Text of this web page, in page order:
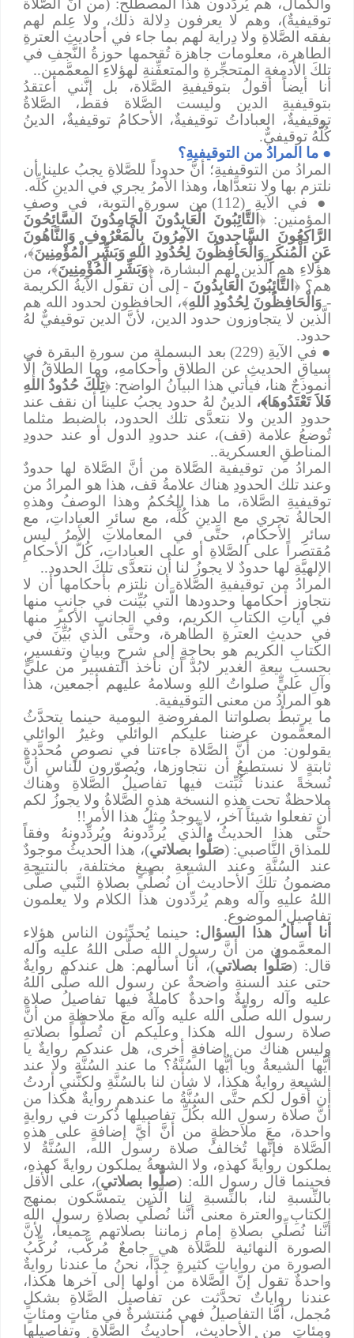
والكمال، هم يُردِّدون هذا المصطلح: (من أنَّ الصَّلاة
توقيفيةٌ)، وهم لا يعرفون دِلالة ذلك، ولا عِلم لهم
بفقه الصَّلاةِ ولا دِراية لهم بما جاء في أحاديثِ العترةِ
الطاهرة، معلومات جاهزة تُقحمها حوزةُ النَّجفِ في
تلكَ الأدمغةِ المتحجِّرةِ والمتعفِّنةِ لهؤلاءِ المعمَّمين..
أنا أيضاً أقولُ بتوقيفيةِ الصَّلاة، بل إنَّني أعتقدُ
بتوقيفيةِ الدين وليست الصَّلاة فقط، الصَّلاةُ
توقيفيةٌ، العباداتُ توقيفيةٌ، الأحكامُ توقيفيةٌ، الدينُ
كُلُّهُ توقيفيٌّ.
●ما المرادُ من التوقيفيةِ؟
المرادُ من التوقيفيةِ؛ أنَّ حدوداً للصَّلاةِ يجبُ علينا أن
نلتزم بها ولا نتعدَّاها، وهذا الأمرُ يجري في الدينِ كُلِّه.
●في
الآيةِ (112) من سورةِ التوبة، في وصفِ
المؤمنين: ﴿التَّائِبُونَ الْعَابِدُونَ الْحَامِدُونَ السَّائِحُونَ
الرَّاكِعُونَ السَّاجِدونَ الآمِرُونَ بِالْمَعْرُوفِ وَالنَّاهُونَ
عَنِ الْمُنكَرِ وَالْحَافِظُونَ لِحُدُودِ اللهِ وَبَشِّرِ الْمُؤْمِنِينَ﴾،
هؤلاءِ هم الَّذين لهم البشارة، ﴿وَبَشِّرِ الْمُؤْمِنِينَ﴾، من
هم؟ ﴿التَّائِبُونَ الْعَابِدُونَ- إلى أن تقول الآيةُ الكريمة
-وَالْحَافِظُونَ لِحُدُودِ اللهِ﴾، الحافظون لحدود الله هم
الَّذين لا يتجاوزون حدود الدين، لأنَّ الدين توقيفيٌّ لهُ
حدود.
●
في الآيةِ (229) بعد البسملةِ من سورةِ البقرة في
سياقِ الحديثِ عن الطلاقِ وأحكامهِ، وما الطلاقُ إلَّا
أنموذجٌ هنا، فيأتي هذا البيانُ الواضح: ﴿تِلْكَ حُدُودُ اللهِ
فَلاَ تَعْتَدُوهَا﴾، الدينُ لهُ حدود يجبُ علينا أن نقف عند
حدودِ الدين ولا نتعدَّى تلك الحدود، بالضبط مثلما
تُوضعُ علامة (قف)، عند حدودِ الدول أو عند حدودِ
المناطقِ العسكرية..
المرادُ من توقيفية الصَّلاة من أنَّ الصَّلاة لها حدودٌ
وعند تلك الحدودِ هناك علامةُ قف، هذا هو المرادُ من
توقيفيةِ الصَّلاة، ما هذا الحُكمُ وهذا الوصفُ وهذهِ
الحالةُ تجري مع الدينِ كُلِّه، مع سائرِ العباداتِ، مع
سائرِ الأحكامِ، حتَّى في المعاملاتِ الأمرُ ليس
مُقتصراً على الصَّلاةِ أو على العباداتِ، كُلُّ الأحكامِ
الإلهيَّةِ لها حدودٌ لا يجوزُ لنا أن نتعدَّى تلكَ الحدود..
المرادُ من توقيفيةِ الصَّلاة أن نلتزم بأحكامها أن لا
نتجاوز أحكامها وحدودها الَّتي بُيِّنت في جانبٍ منها
في آياتِ الكتابِ الكريم، وفي الجانب الأكبرِ منها
في حديثِ العترةِ الطاهرة، وحتَّى الَّذي بُيِّنَ في
الكتابِ الكريم هو بحاجةٍ إلى شرحٍ وبيانٍ وتفسيرٍ،
بحسبِ بيعةِ الغدير لابُدَّ أن نأخذ التفسير من عليٍّ
وآلِ عليٍّ صلواتُ اللهِ وسلامهُ عليهم أجمعين، هذا
هو المرادُ من معنى التوقيفية.
ما يرتبطُ بصلواتنا المفروضةِ اليومية حينما يتحدَّثُ
المعمَّمون عرضنا عليكم الوائلي وغيرُ الوائلي
يقولون: من أنَّ الصَّلاة جاءتنا في نصوصٍ مُحدَّدةٍ
ثابتةٍ لا نستطيعُ أن نتجاوزها، ويُصوّرون للناسِ أنَّ
نُسخةً عندنا ثُبِّتت فيها تفاصيلُ الصَّلاةِ وهناك
ملاحظةٌ تحت هذهِ النسخة هذهِ الصَّلاةُ ولا يجوزُ لكم
أن تفعلوا شيئاً آخر، لا يوجدُ مِثلُ هذا الأمر!!
حتَّى هذا الحديثُ الَّذي يُردِّدونهُ ويُردِّدونهُ وفقاً
للمذاق النَّاصبي: ( صَلُّوا بصلاتي)، هذا الحديثُ موجودٌ
عند السُنَّةِ وعند الشيعةِ بصِيغٍ مختلفة، بالنتيجةِ
مضمونُ تلكَ الأحاديث أن نُصلِّي بصلاةِ النَّبي صلَّى
اللهُ عليهِ وآله وهم يُردِّدون هذا الكلام ولا يعلمون
تفاصيل الموضوع.
أنا أسألُ هذا السؤال:حينما يُحدِّثون الناس هؤلاء
المعمَّمون من أنَّ رسول الله صلَّى اللهُ عليه وآله
قال: ( صَلُّوا بصلاتي)، أنا أسألهم: هل عندكم روايةٌ
حتى عند السنةِ واضحةٌ عن رسول الله صلَّى اللهُ
عليه وآله روايةٌ واحدةٌ كاملةٌ فيها تفاصيلُ صلاةِ
رسول الله صلَّى الله عليه وآله معَ ملاحظةٍ من أنَّ
صلاة رسول الله هكذا وعليكم أن تُصلُّوا بصلاتهِ
وليس هناك من إضافةٍ أخرى، هل عندكم روايةٌ يا
أيُّها الشيعةُ ويا أيُّها السُنَّةُ؟ ما عند السُنَّةِ ولا عند
الشيعةِ روايةٌ هكذا، لا شأن لنا بالسُنَّةِ ولكنَّني أردتُ
أن أقول لكم حتَّى السُنَّةُ ما عندهم روايةٌ هكذا من
أنَّ صلاة رسولِ الله بكُلِّ تفاصيلها ذُكرت في روايةٍ
واحدة، معَ ملاحظةٍ من أنَّ أيَّ إضافةٍ على هذهِ
الصَّلاة فإنَّها تُخالفُ صلاة رسول الله، السُنَّةُ لا
يملكون روايةً كهذهِ، ولا الشيعةُ يملكون روايةً كهذهِ،
فحينما قال رسول الله: ( صلُّوا بصلاتي)، على الأقل
بالنِّسبةِ لنا، بالنِّسبةِ لنا الَّذين يتمسَّكون بمنهج
الكتابِ والعترة معنى أنَّنا نُصلِّي بصلاةِ رسول الله
أنَّنا نُصلِّي بصلاةِ إمامِ زماننا بصلاتهم جميعاً، لأنَّ
الصورة النهائية للصَّلاة هي جامعٌ مُركَّب، نُركِّبُ
الصورة من رواياتٍ كثيرةٍ جِدَّاً، نحنُ ما عندنا روايةٌ
واحدةٌ تقول إنَّ الصَّلاة من أولها إلى آخرها هكذا،
عندنا رواياتٌ تحدَّثت عن تفاصيل الصَّلاةِ بشكلٍ
مُجمل، أمَّا التفاصيلُ فهي مُنتشرةٌ في مئاتٍ ومئاتٍ
ومئاتٍ من الأحاديث، أحاديثُ الصَّلاةِ وتفاصيلها